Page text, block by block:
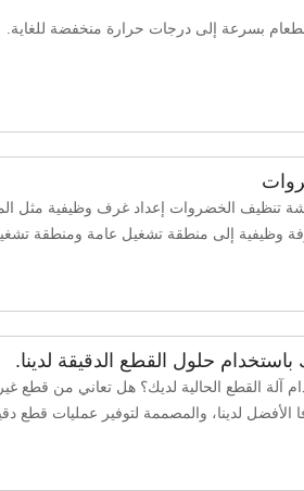
بسرعة إلى درجات حرارة منخفضة للغاية.
تنظيف الخضروات إعداد غرف وظيفية مثل
وظيفية إلى منطقة تشغيل عامة ومنطقة
حلول القطع الدقيقة لدينا.
آلة القطع الحالية لديك؟ هل تعاني من قطع
الأفضل لدينا، والمصممة لتوفير عمليات قطع